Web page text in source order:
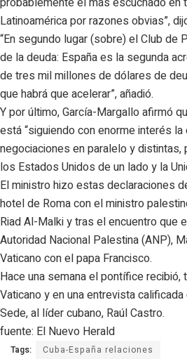
EFE
La Asociación Leonesa, un
Cuba
La ignorada fuerza electoral
Cuba
¿Cuáles requisitos debes
beneficar de los 10 000 euros
Galicia?
Latinoamérica por razones obvias”,
“En segundo lugar (sobre) el Club de
de la deuda: España es la segunda
de tres mil millones de dólares de
que habrá que acelerar”, añadió.
Y por último, García-Margallo afirmó
está “siguiendo con enorme interés
negociaciones en paralelo y distintas,
los Estados Unidos de un lado y la
El ministro hizo estas declaraciones
hotel de Roma con el ministro
Riad Al-Malki y tras el encuentro que
Autoridad Nacional Palestina (ANP),
Vaticano con el papa Francisco.
Hace una semana el pontífice recibió,
Vaticano y en una entrevista calificada
Sede, al líder cubano, Raúl Castro.
fuente: El Nuevo Herald
Tags:
Cuba-España relaciones